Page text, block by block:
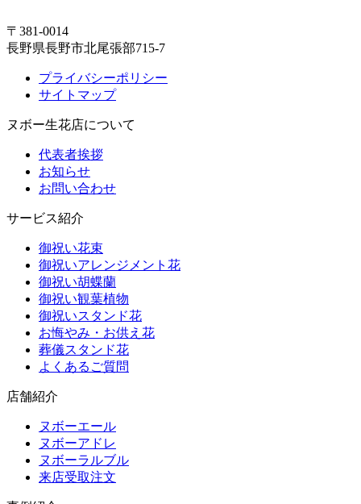
〒381-0014
長野県長野市北尾張部715-7
プライバシーポリシー
サイトマップ
ヌボー生花店について
代表者挨拶
お知らせ
お問い合わせ
サービス紹介
御祝い花束
御祝いアレンジメント花
御祝い胡蝶蘭
御祝い観葉植物
御祝いスタンド花
お悔やみ・お供え花
葬儀スタンド花
よくあるご質問
店舗紹介
ヌボーエール
ヌボーアドレ
ヌボーラルブル
来店受取注文